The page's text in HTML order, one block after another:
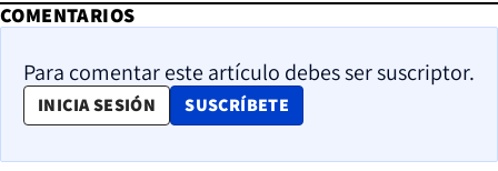
COMENTARIOS
Para comentar este artículo debes ser suscriptor.
INICIA SESIÓN SUSCRÍBETE
OPENS IN NEW WINDOW